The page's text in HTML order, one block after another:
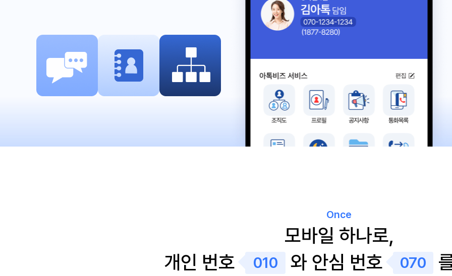
Once
모바일 하나로,
개인 번호
010 와 안심 번호 070